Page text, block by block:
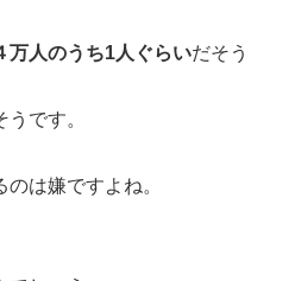
万人のうち1人ぐらいだそう
です。
は嫌ですよね。